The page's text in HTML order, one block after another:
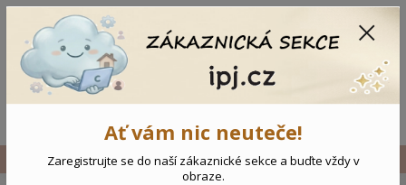
Vše Novorozenecký komplet Zvířátka
Ať vám nic neuteče!
Zaregistrujte se do naší zákaznické sekce a buďte vždy v
obraze.